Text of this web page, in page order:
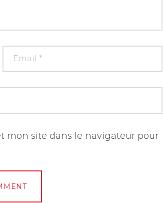
mon site dans le navigateur pour